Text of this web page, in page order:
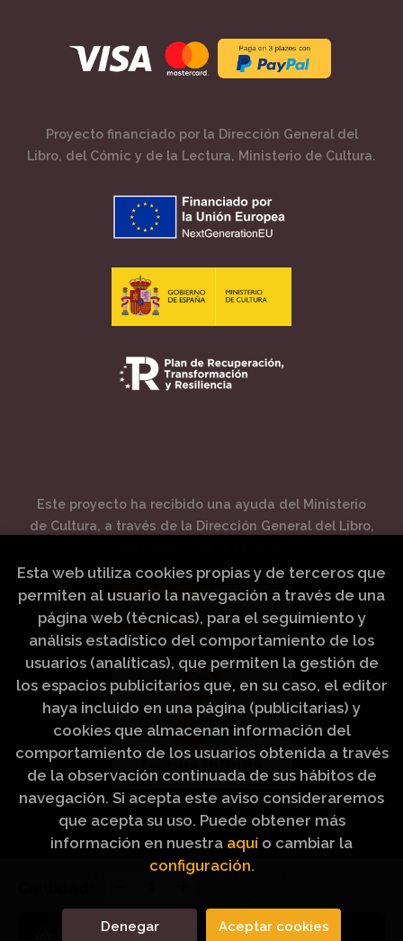
Añadir a mi cesta
Proyecto financiado por la Dirección General del
Libro, del Cómic y de la Lectura, Ministerio de Cultura.
Este proyecto ha recibido una ayuda del Ministerio
de Cultura, a través de la Dirección General del Libro,
Artículos Religiosos Peinado
Esta web utiliza cookies propias y de terceros que
permiten al usuario la navegación a través de una
página web (técnicas), para el seguimiento y
análisis estadístico del comportamiento de los
usuarios (analíticas), que permiten la gestión de
los espacios publicitarios que, en su caso, el editor
haya incluido en una página (publicitarias) y
cookies que almacenan información del
comportamiento de los usuarios obtenida a través
de la observación continuada de sus hábitos de
navegación. Si acepta este aviso consideraremos
que acepta su uso. Puede obtener más
información en nuestra aquí o cambiar la
configuración.
Denegar Aceptar cookies